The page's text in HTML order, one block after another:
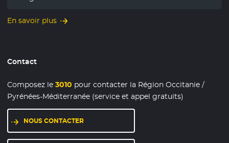
En savoir plus
Contact
Composez le3010 pour contacter la Région Occitanie /
Pyrénées-Méditerranée (service et appel gratuits)
NOUS CONTACTER